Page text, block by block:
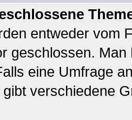
entweder vom
geschlossen.
eine Umfrage
verschiedene